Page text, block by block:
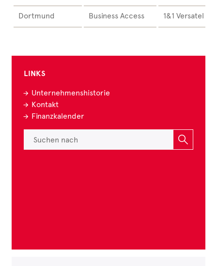
Dortmund Business Access 1&1 Versatel
LINKS
Unternehmenshistorie
Kontakt
Finanzkalender